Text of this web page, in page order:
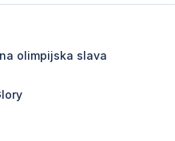
olimpijska slava